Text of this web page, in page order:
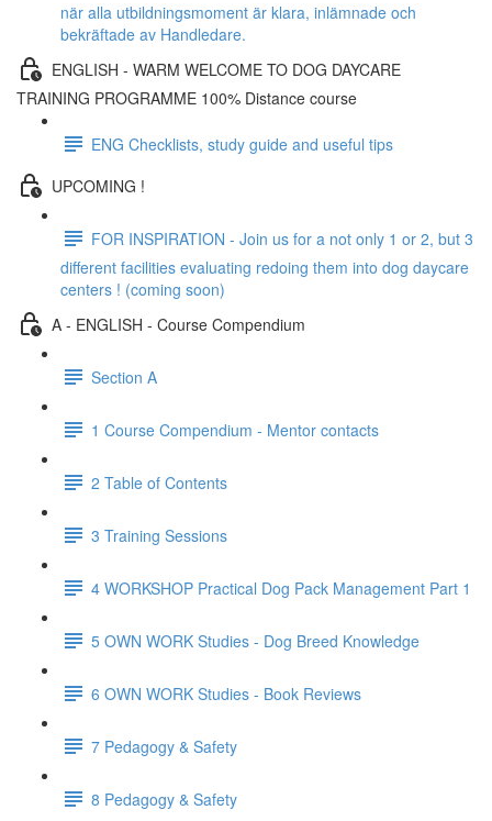
när alla utbildningsmoment är klara, inlämnade och
bekräftade av Handledare.
ENGLISH - WARM WELCOME TO DOG DAYCARE
TRAINING PROGRAMME 100% Distance course
ENG Checklists, study guide and useful tips
UPCOMING !
FOR INSPIRATION - Join us for a not only 1 or 2, but 3
different facilities evaluating redoing them into dog daycare
centers ! (coming soon)
A - ENGLISH - Course Compendium
Section A
1 Course Compendium - Mentor contacts
2 Table of Contents
3 Training Sessions
4 WORKSHOP Practical Dog Pack Management Part 1
5 OWN WORK Studies - Dog Breed Knowledge
6 OWN WORK Studies - Book Reviews
7 Pedagogy & Safety
8 Pedagogy & Safety